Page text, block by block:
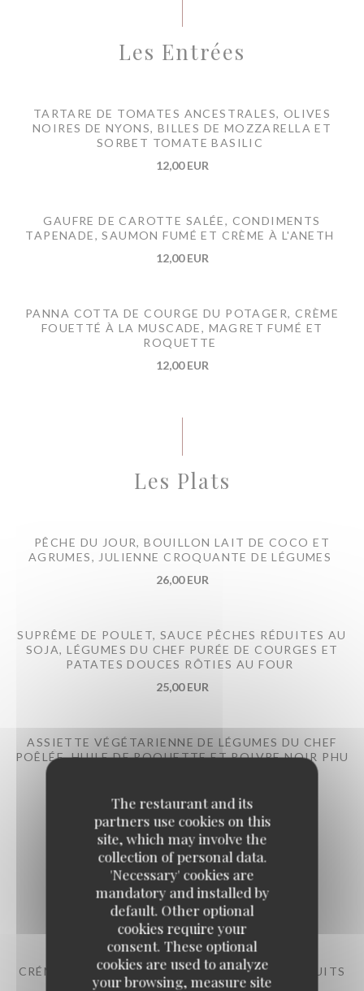
The restaurant and its
partners use cookies on this
site, which may involve the
collection of personal data.
'Necessary' cookies are
mandatory and installed by
default. Other optional
cookies require your
consent. These optional
cookies are used to analyze
your browsing, measure site
Les Entrées
TARTARE DE TOMATES ANCESTRALES, OLIVES
NOIRES DE NYONS, BILLES DE MOZZARELLA ET
SORBET TOMATE BASILIC
12,00 EUR
GAUFRE DE CAROTTE SALÉE, CONDIMENTS
TAPENADE, SAUMON FUMÉ ET CRÈME À L'ANETH
12,00 EUR
PANNA COTTA DE COURGE DU POTAGER, CRÈME
FOUETTÉ À LA MUSCADE, MAGRET FUMÉ ET
ROQUETTE
12,00 EUR
Les Plats
PÊCHE DU JOUR, BOUILLON LAIT DE COCO ET
AGRUMES, JULIENNE CROQUANTE DE LÉGUMES
26,00 EUR
SUPRÊME DE POULET, SAUCE PÊCHES RÉDUITES AU
SOJA, LÉGUMES DU CHEF PURÉE DE COURGES ET
PATATES DOUCES RÔTIES AU FOUR
25,00 EUR
ASSIETTE VÉGÉTARIENNE DE LÉGUMES DU CHEF
POÊLÉE, HUILE DE ROQUETTE ET POIVRE NOIR PHU
Les Desserts
CRÉMET D’ANJOU AUX FRAISES, COULIS DE FRUITS
ROUGES